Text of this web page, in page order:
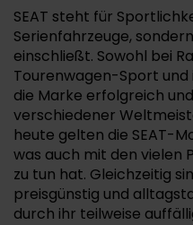
SEAT steht für
Serienfahrzeuge,
einschließt. Sowohl bei
Tourenwagen-Sport und
die Marke erfolgreich
verschiedener
heute gelten die SEAT-
was auch mit den vielen
zu tun hat. Gleichzeitig
preisgünstig und
durch ihr teilweise